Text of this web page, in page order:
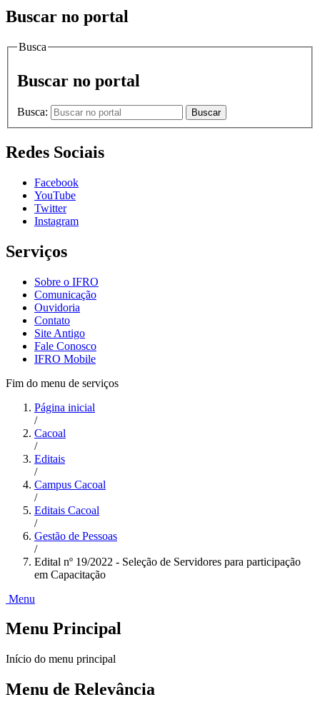
Buscar no portal
Busca
Buscar no portal
Busca: Buscar
Redes Sociais
Facebook
YouTube
Twitter
Instagram
Serviços
Sobre o IFRO
Comunicação
Ouvidoria
Contato
Site Antigo
Fale Conosco
IFRO Mobile
Fim do menu de serviços
Página inicial
/
Cacoal
/
Editais
/
Campus Cacoal
/
Editais Cacoal
/
Gestão de Pessoas
/
Edital nº 19/2022 - Seleção de Servidores para participação
em Capacitação
Menu
Menu Principal
Início do menu principal
Menu de Relevância